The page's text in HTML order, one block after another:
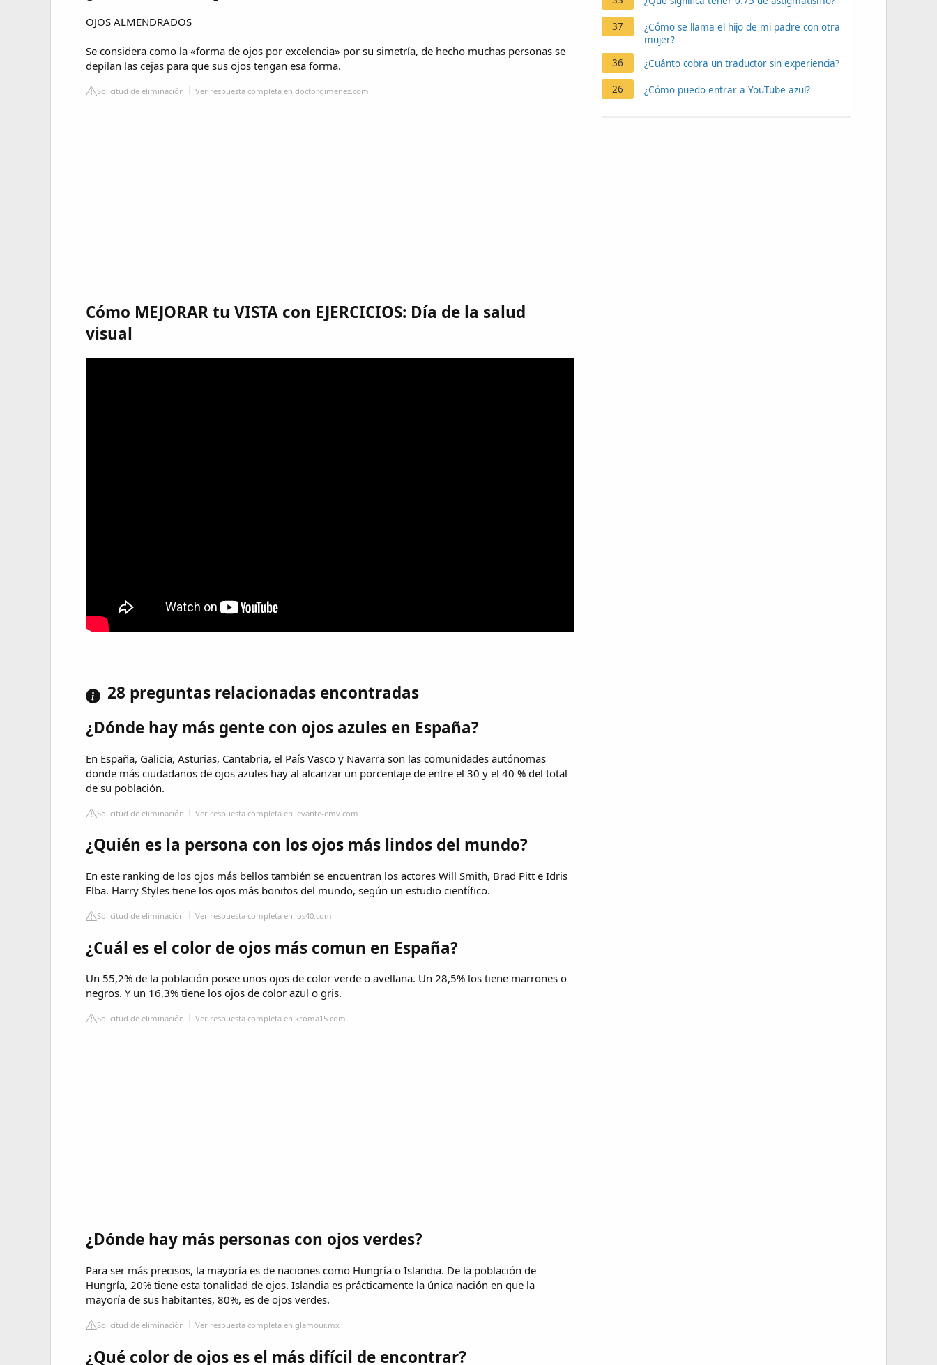
OJOS ALMENDRADOS
Se considera como la «forma de ojos por excelencia» por su simetría, de hecho muchas personas se
depilan las cejas para que sus ojos tengan esa forma.
Solicitud de eliminación Ver respuesta completa en doctorgimenez.com
Cómo MEJORAR tu VISTA con EJERCICIOS: Día de la salud
visual
28 preguntas relacionadas encontradas
¿Dónde hay más gente con ojos azules en España?
En España, Galicia, Asturias, Cantabria, el País Vasco y Navarra son las comunidades autónomas
donde más ciudadanos de ojos azules hay al alcanzar un porcentaje de entre el 30 y el 40 % del total
de su población.
Solicitud de eliminación Ver respuesta completa en levante-emv.com
¿Quién es la persona con los ojos más lindos del mundo?
En este ranking de los ojos más bellos también se encuentran los actores Will Smith, Brad Pitt e Idris
Elba. Harry Styles tiene los ojos más bonitos del mundo, según un estudio científico.
Solicitud de eliminación Ver respuesta completa en los40.com
¿Cuál es el color de ojos más comun en España?
Un 55,2% de la población posee unos ojos de color verde o avellana. Un 28,5% los tiene marrones o
negros. Y un 16,3% tiene los ojos de color azul o gris.
Solicitud de eliminación Ver respuesta completa en kroma15.com
¿Dónde hay más personas con ojos verdes?
Para ser más precisos, la mayoría es de naciones como Hungría o Islandia. De la población de
Hungría, 20% tiene esta tonalidad de ojos. Islandia es prácticamente la única nación en que la
mayoría de sus habitantes, 80%, es de ojos verdes.
Solicitud de eliminación Ver respuesta completa en glamour.mx
¿Qué color de ojos es el más difícil de encontrar?
37
¿Cómo se llama el hijo de mi padre con otra
mujer?
36
¿Cuánto cobra un traductor sin experiencia?
26 ¿Cómo puedo entrar a YouTube azul?